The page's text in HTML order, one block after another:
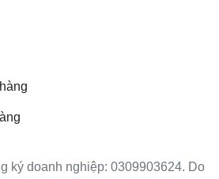
ký doanh nghiệp: 0309903624. Do